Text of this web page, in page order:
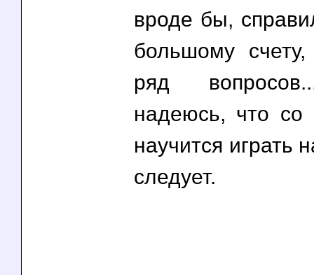
вроде бы,
большому
ряд
надеюсь, что
научится играть
следует.